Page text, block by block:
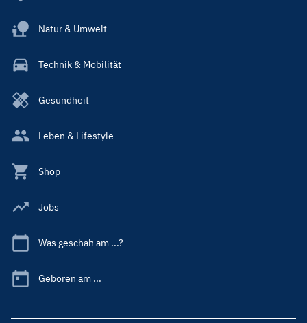
Natur & Umwelt
Technik & Mobilität
Gesundheit
Leben & Lifestyle
Shop
Jobs
Was geschah am ...?
Geboren am ...